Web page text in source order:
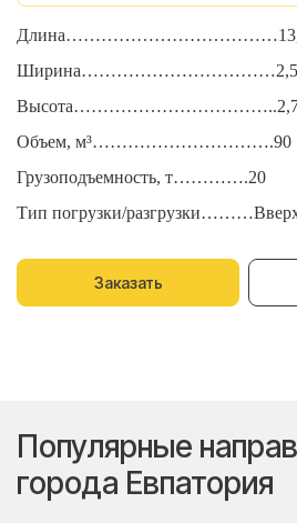
Ширина……………………………2,5
Объем, м³………………………….90
Грузоподъемность, т………….20
Тип погрузки/
Заказать
Популярные
города Евпатория